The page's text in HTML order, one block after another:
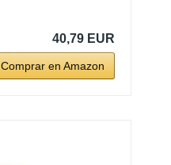
40,79 EUR
Comprar en Amazon